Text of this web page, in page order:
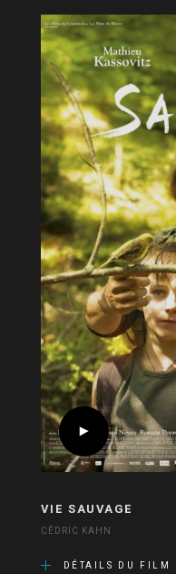
VIE SAUVAGE
CÉDRIC KAHN
DÉTAILS DU FILM